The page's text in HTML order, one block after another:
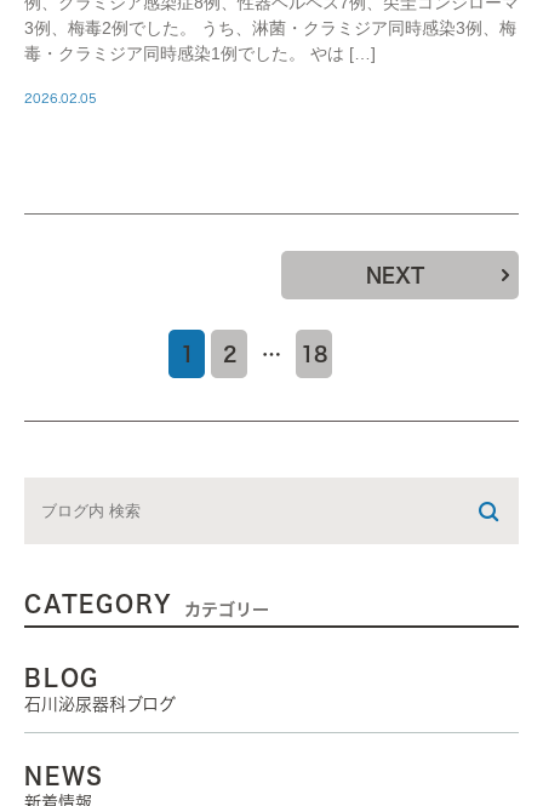
3例、梅毒2例でした。 うち、淋菌・クラミジア同時感染3例、梅
毒・クラミジア同時感染1例でした。 やは […]
2026.02.05
1 2 … 18
NEXT
CATEGORY カテゴリー
BLOG
石川泌尿器科ブログ
NEWS